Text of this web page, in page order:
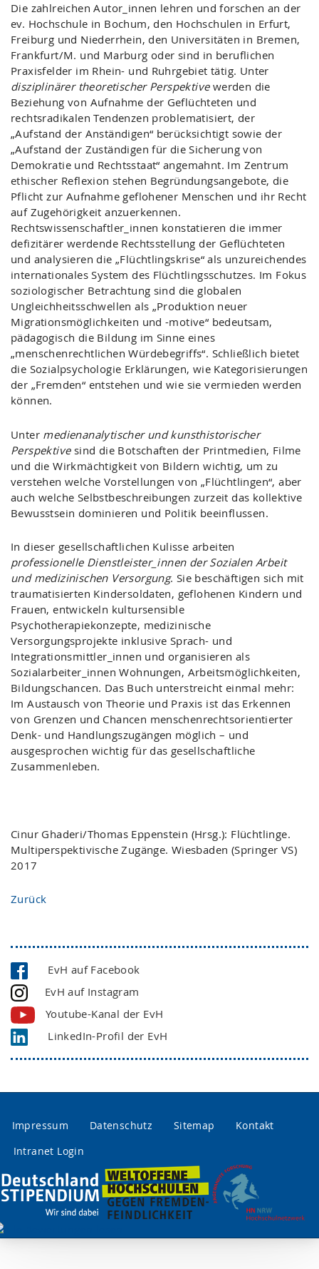
Die zahlreichen Autor_innen lehren und forschen an der
ev. Hochschule in Bochum, den Hochschulen in Erfurt,
Freiburg und Niederrhein, den Universitäten in Bremen,
Frankfurt/M. und Marburg oder sind in beruflichen
Praxisfelder im Rhein- und Ruhrgebiet tätig. Unter
disziplinärer theoretischer Perspektive werden die
Beziehung von Aufnahme der Geflüchteten und
rechtsradikalen Tendenzen problematisiert, der
„Aufstand der Anständigen“ berücksichtigt sowie der
„Aufstand der Zuständigen für die Sicherung von
Demokratie und Rechtsstaat“ angemahnt. Im Zentrum
ethischer Reflexion stehen Begründungsangebote, die
Pflicht zur Aufnahme geflohener Menschen und ihr Recht
auf Zugehörigkeit anzuerkennen.
Rechtswissenschaftler_innen konstatieren die immer
defizitärer werdende Rechtsstellung der Geflüchteten
und analysieren die „Flüchtlingskrise“ als unzureichendes
internationales System des Flüchtlingsschutzes. Im Fokus
soziologischer Betrachtung sind die globalen
Ungleichheitsschwellen als „Produktion neuer
Migrationsmöglichkeiten und -motive“ bedeutsam,
pädagogisch die Bildung im Sinne eines
„menschenrechtlichen Würdebegriffs“. Schließlich bietet
die Sozialpsychologie Erklärungen, wie Kategorisierungen
der „Fremden“ entstehen und wie sie vermieden werden
können.
Unter medienanalytischer und kunsthistorischer
Perspektivesind die Botschaften der Printmedien, Filme
und die Wirkmächtigkeit von Bildern wichtig, um zu
verstehen welche Vorstellungen von „Flüchtlingen“, aber
auch welche Selbstbeschreibungen zurzeit das kollektive
Bewusstsein dominieren und Politik beeinflussen.
In dieser gesellschaftlichen Kulisse arbeiten
professionelle Dienstleister_innen der Sozialen Arbeit
und medizinischen Versorgung. Sie beschäftigen sich mit
traumatisierten Kindersoldaten, geflohenen Kindern und
Frauen, entwickeln kultursensible
Psychotherapiekonzepte, medizinische
Versorgungsprojekte inklusive Sprach- und
Integrationsmittler_innen und organisieren als
Sozialarbeiter_innen Wohnungen, Arbeitsmöglichkeiten,
Bildungschancen. Das Buch unterstreicht einmal mehr:
Im Austausch von Theorie und Praxis ist das Erkennen
von Grenzen und Chancen menschenrechtsorientierter
Denk- und Handlungszugängen möglich – und
ausgesprochen wichtig für das gesellschaftliche
Zusammenleben.
Cinur Ghaderi/Thomas Eppenstein (Hrsg.): Flüchtlinge.
Multiperspektivische Zugänge. Wiesbaden (Springer VS)
2017
Zurück
EvH auf Facebook
EvH auf Instagram
Youtube-Kanal der EvH
LinkedIn-Profil der EvH
Impressum Datenschutz Sitemap
Kontakt
Intranet Login